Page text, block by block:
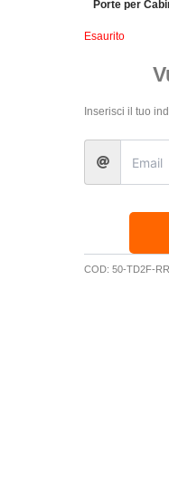
Porte per
Esaurito
Inserisci il tuo
COD:50-TD2F-